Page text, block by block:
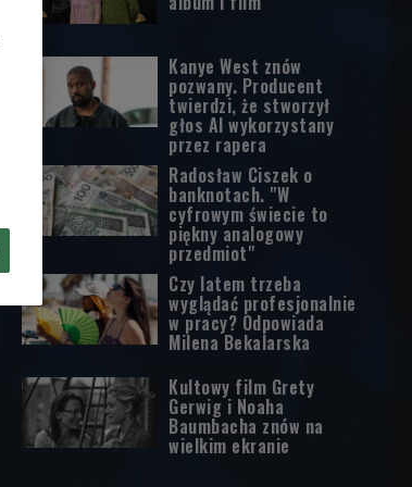
Kanye West znów
pozwany. Producent
twierdzi, że stworzył
głos AI wykorzystany
przez rapera
Radosław Ciszek o
banknotach. "W
cyfrowym świecie to
piękny analogowy
przedmiot"
Czy latem trzeba
wyglądać profesjonalnie
w pracy? Odpowiada
Milena Bekalarska
Kultowy film Grety
Gerwig i Noaha
Baumbacha znów na
wielkim ekranie